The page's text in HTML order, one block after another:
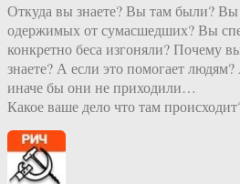
Откуда вы знаете? Вы там были? Вы
одержимых от сумасшедших? Вы
конкретно беса изгоняли? Почему
знаете? А если это помогает людям?
иначе бы они не приходили…
Какое ваше дело что там